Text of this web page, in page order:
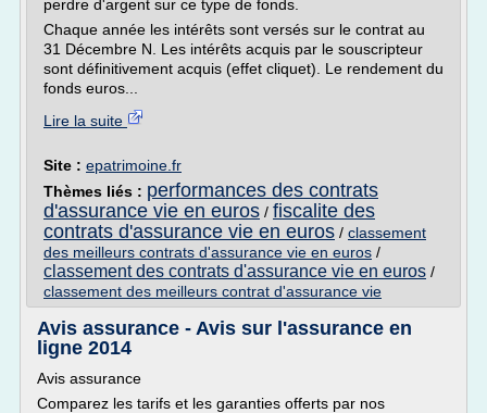
perdre d'argent sur ce type de fonds.
Chaque année les intérêts sont versés sur le contrat au
31 Décembre N. Les intérêts acquis par le souscripteur
sont définitivement acquis (effet cliquet). Le rendement du
fonds euros...
Lire la suite
Site : epatrimoine.fr
Thèmes liés : performances des contrats
d'assurance vie en euros / fiscalite des
contrats d'assurance vie en euros / classement
des meilleurs contrats d'assurance vie en euros /
classement des contrats d'assurance vie en euros /
classement des meilleurs contrat d'assurance vie
Avis assurance - Avis sur l'assurance en
ligne 2014
Avis assurance
Comparez les tarifs et les garanties offerts par nos